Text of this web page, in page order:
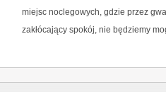
miejsc noclegowych, gdzie przez
zakłócający spokój, nie będziemy